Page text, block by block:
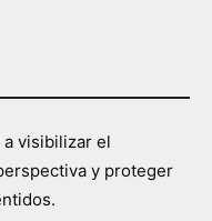
visibilizar el
y proteger